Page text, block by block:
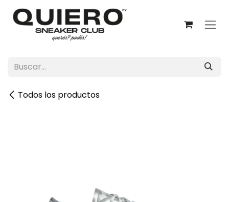
Ir al contenido
Todos los productos